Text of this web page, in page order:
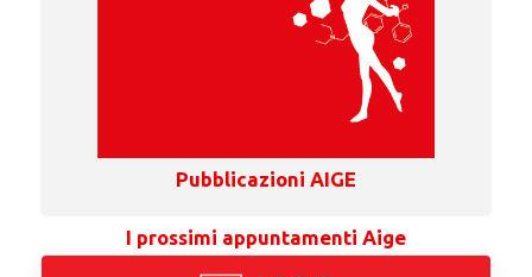
Pubblicazioni AIGE
I prossimi appuntamenti Aige